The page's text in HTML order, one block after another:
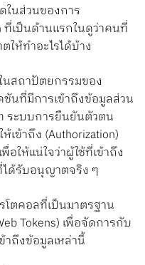
ในส่วนของการ
ที่เป็นด้านแรกในดูว่าคนที่
ให้ทำอะไรได้บ้าง
สถาปัตยกรรมของ
ชันที่มีการเข้าถึงข้อมูลส่วน
ระบบการยืนยันตัวตน
เข้าถึง (Authorization)
ให้แน่ใจว่าผู้ใช้ที่เข้าถึง
ด้รับอนุญาตจริง ๆ
โตคอลที่เป็นมาตรฐาน
Tokens) เพื่อจัดการกับ
ถึงข้อมูลเหล่านี้